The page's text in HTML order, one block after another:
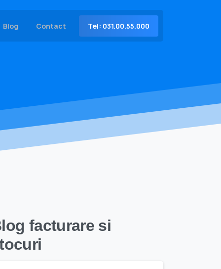
Blog Contact Tel: 031.00.55.000
facturare si